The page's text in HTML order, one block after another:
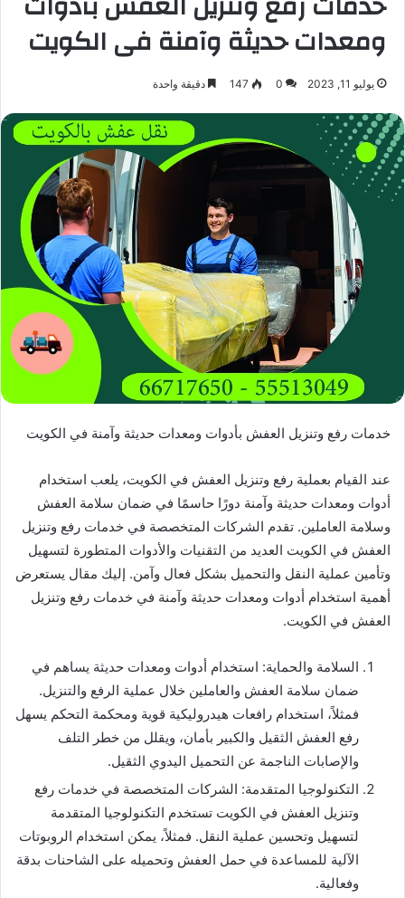
ومعدات حديثة وآمنة فى الكويت
يوليو 11, 2023 0
147 دقيقة واحدة
خدمات رفع وتنزيل العفش بأدوات ومعدات حديثة وآمنة في الكويت
عند القيام بعملية رفع وتنزيل العفش في الكويت، يلعب استخدام
أدوات ومعدات حديثة وآمنة دورًا حاسمًا في ضمان سلامة العفش
وسلامة العاملين. تقدم الشركات المتخصصة في خدمات رفع وتنزيل
العفش في الكويت العديد من التقنيات والأدوات المتطورة لتسهيل
وتأمين عملية النقل والتحميل بشكل فعال وآمن. إليك مقال يستعرض
أهمية استخدام أدوات ومعدات حديثة وآمنة في خدمات رفع وتنزيل
العفش في الكويت.
السلامة والحماية: استخدام أدوات ومعدات حديثة يساهم في
ضمان سلامة العفش والعاملين خلال عملية الرفع والتنزيل.
فمثلاً، استخدام رافعات هيدروليكية قوية ومحكمة التحكم يسهل
رفع العفش الثقيل والكبير بأمان، ويقلل من خطر التلف
والإصابات الناجمة عن التحميل اليدوي الثقيل.
التكنولوجيا المتقدمة: الشركات المتخصصة في خدمات رفع
وتنزيل العفش في الكويت تستخدم التكنولوجيا المتقدمة
لتسهيل وتحسين عملية النقل. فمثلاً، يمكن استخدام الروبوتات
الآلية للمساعدة في حمل العفش وتحميله على الشاحنات بدقة
وفعالية.